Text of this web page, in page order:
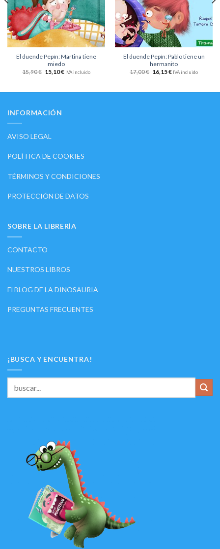
El duende Pepín: Martina tiene
miedo
15,90€ 15,10€ IVA incluido
El duende Pepín: Pablo tiene un
hermanito
17,00€ 16,15€ IVA incluido
INFORMACIÓN
AVISO LEGAL
POLÍTICA DE COOKIES
TÉRMINOS Y CONDICIONES
PROTECCIÓN DE DATOS
SOBRE LA LIBRERÍA
CONTACTO
NUESTROS LIBROS
El BLOG DE LA DINOSAURIA
PREGUNTAS FRECUENTES
¡BUSCA Y ENCUENTRA!